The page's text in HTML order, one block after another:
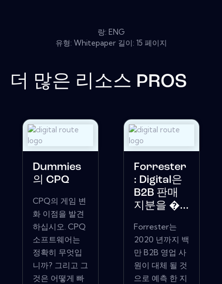
랑: ENG
유형: Whitepaper 길이: 15 페이지
더 많은 리소스 PROS
Dummies
의 CPQ
CPQ의 게임 변
화 이점을 발견
하십시오. CPQ
소프트웨어는
정확히 무엇입
니까? 그리고 그
것은 어떻게 빠
Forrester
: Digital은
B2B 판매
지분을 �...
Forrester는
2020 년까지 백
만 B2B 영업 사
원이 대체 될 것
으로 예측 한 지